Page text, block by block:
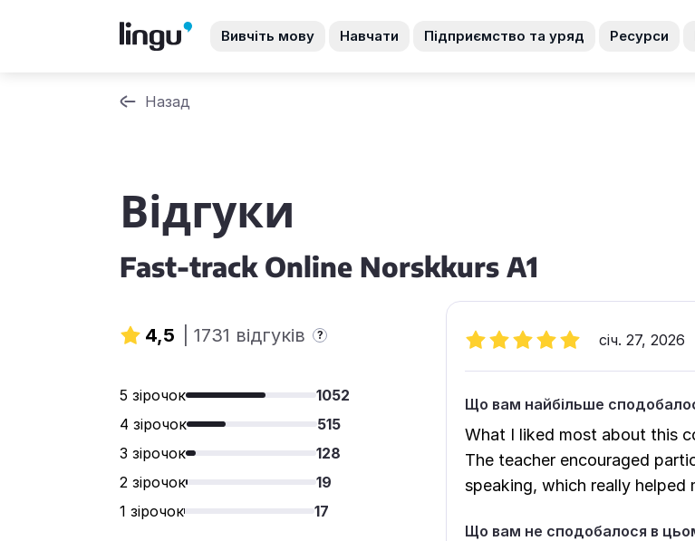
Вивчіть мову Навчати Підприємство та уряд Ресурси
Назад
Відгуки
Fast-track Online Norskkurs A1
4,5 1731 відгуків ?
5 зірочок
1052
4 зірочок
515
3 зірочок
128
2 зірочок
19
1 зірочок
17
січ. 27, 2026
Що вам найбільше
What I liked most about this
The teacher encouraged
speaking, which really helped
Що вам не сподобалося в